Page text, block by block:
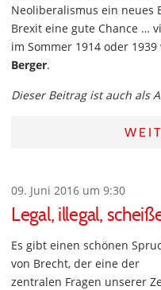
Neoliberalismus ein neues
Brexit eine gute Chance …
im Sommer 1914 oder
Berger.
Dieser Beitrag ist auch als
09. Juni 2016 um 9:30
Legal, illegal,
Es gibt einen schönen
von Brecht, der eine der
zentralen Fragen unserer